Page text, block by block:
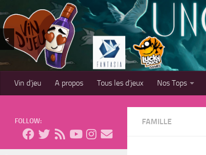
Skip to content
<
Vin d’jeu A propos Tous les d’jeux Nos Tops
FAMILLE
FOLLOW: